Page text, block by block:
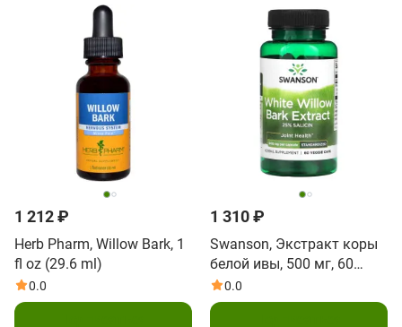
1 212 ₽
Herb Pharm, Willow Bark, 1
fl oz (29.6 ml)
0.0
1 310 ₽
Swanson, Экстракт коры
белой ивы, 500 мг, 60
растительных капсул
0.0